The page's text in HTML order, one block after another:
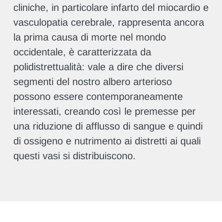
cliniche, in particolare infarto del miocardio e
vasculopatia cerebrale, rappresenta ancora
la prima causa di morte nel mondo
occidentale, è caratterizzata da
polidistrettualità: vale a dire che diversi
segmenti del nostro albero arterioso
possono essere contemporaneamente
interessati, creando così le premesse per
una riduzione di afflusso di sangue e quindi
di ossigeno e nutrimento ai distretti ai quali
questi vasi si distribuiscono.